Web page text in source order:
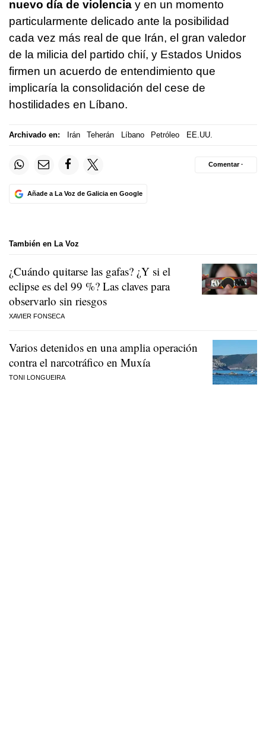
nuevo día de violencia y en un momento
particularmente delicado ante la posibilidad
cada vez más real de que Irán, el gran valedor
de la milicia del partido chií, y Estados Unidos
firmen un acuerdo de entendimiento que
implicaría la consolidación del cese de
hostilidades en Líbano.
Archivado en: Irán Teherán Líbano Petróleo EE.UU.
Añade a La Voz de Galicia en Google
Comentar ·
También en La Voz
¿Cuándo quitarse las gafas? ¿Y si el
eclipse es del 99 %? Las claves para
observarlo sin riesgos
XAVIER FONSECA
Varios detenidos en una amplia operación
contra el narcotráfico en Muxía
TONI LONGUEIRA